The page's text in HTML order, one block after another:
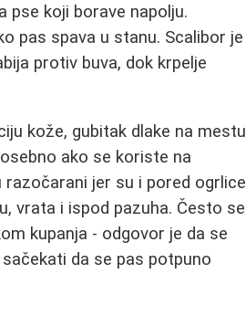
pse koji borave napolju.
pas spava u stanu. Scalibor je
protiv buva, dok krpelje
kože, gubitak dlake na mestu
ako se koriste na
jer su i pored ogrlice
vrata i ispod pazuha. Često se
kupanja - odgovor je da se
da se pas potpuno